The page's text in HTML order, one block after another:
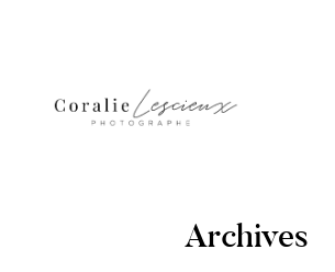
Archives